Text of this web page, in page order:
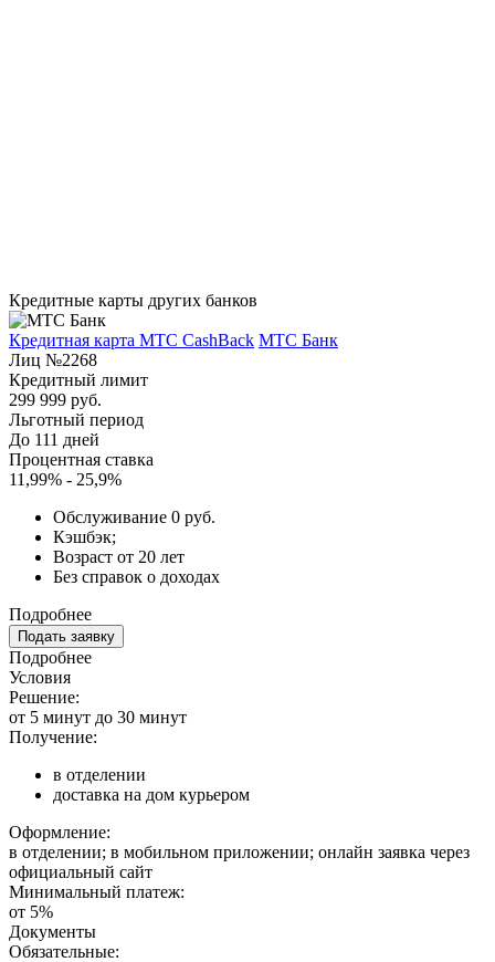
Кредитные карты других банков
Кредитная карта МТС CashBack МТС Банк
Лиц №2268
Кредитный лимит
299 999 руб.
Льготный период
До 111 дней
Процентная ставка
11,99% - 25,9%
Обслуживание 0 руб.
Кэшбэк;
Возраст от 20 лет
Без справок о доходах
Подробнее
Подать заявку
Подробнее
Условия
Решение:
от 5 минут до 30 минут
Получение:
в отделении
доставка на дом курьером
Оформление:
в отделении; в мобильном приложении; онлайн заявка через
официальный сайт
Минимальный платеж:
от 5%
Документы
Обязательные: